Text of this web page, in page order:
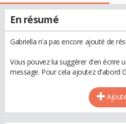
En résumé
Gabriella n'a pas encore ajouté de
Vous pouvez lui suggérer d'en écrire
message. Pour cela ajoutez d'abord